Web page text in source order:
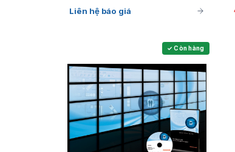
Liên hệ báo giá
✓ Còn hàng